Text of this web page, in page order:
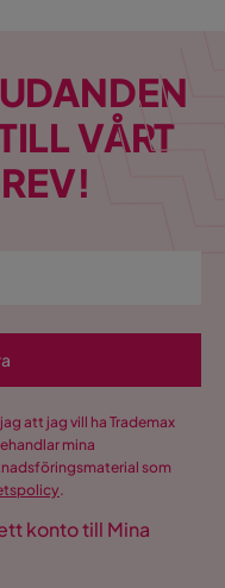
VÅRT
att jag vill ha Trademax
mina
som
.
konto till Mina